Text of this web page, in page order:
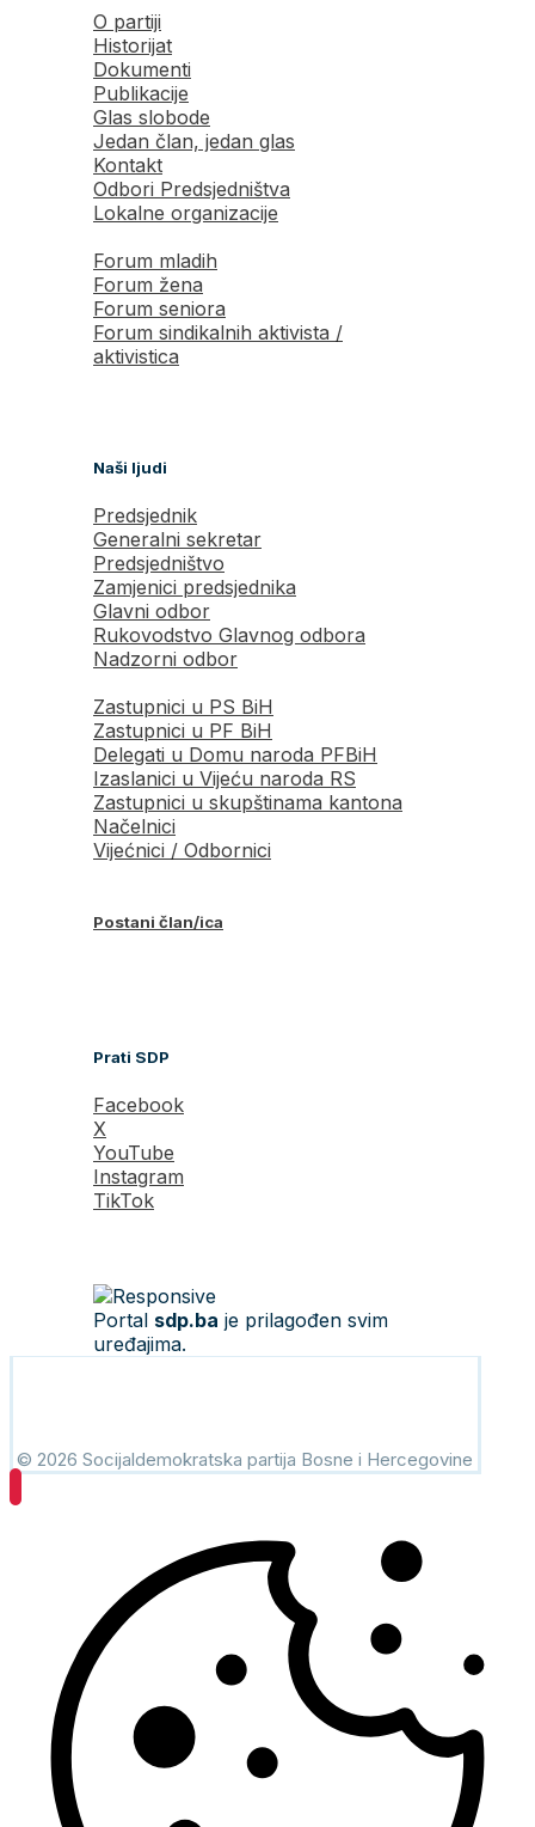
O partiji
Historijat
Dokumenti
Publikacije
Glas slobode
Jedan član, jedan glas
Kontakt
Odbori Predsjedništva
Lokalne organizacije
Forum mladih
Forum žena
Forum seniora
Forum sindikalnih aktivista /
aktivistica
Naši ljudi
Predsjednik
Generalni sekretar
Predsjedništvo
Zamjenici predsjednika
Glavni odbor
Rukovodstvo Glavnog odbora
Nadzorni odbor
Zastupnici u PS BiH
Zastupnici u PF BiH
Delegati u Domu naroda PFBiH
Izaslanici u Vijeću naroda RS
Zastupnici u skupštinama kantona
Načelnici
Vijećnici / Odbornici
Postani član/ica
Prati SDP
Facebook
X
YouTube
Instagram
TikTok
Portal sdp.ba je prilagođen svim
uređajima.
© 2026 Socijaldemokratska partija Bosne i Hercegovine